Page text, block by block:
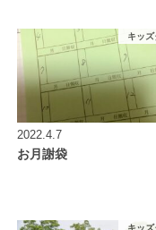
キッズ
2022.4.7
お月謝袋